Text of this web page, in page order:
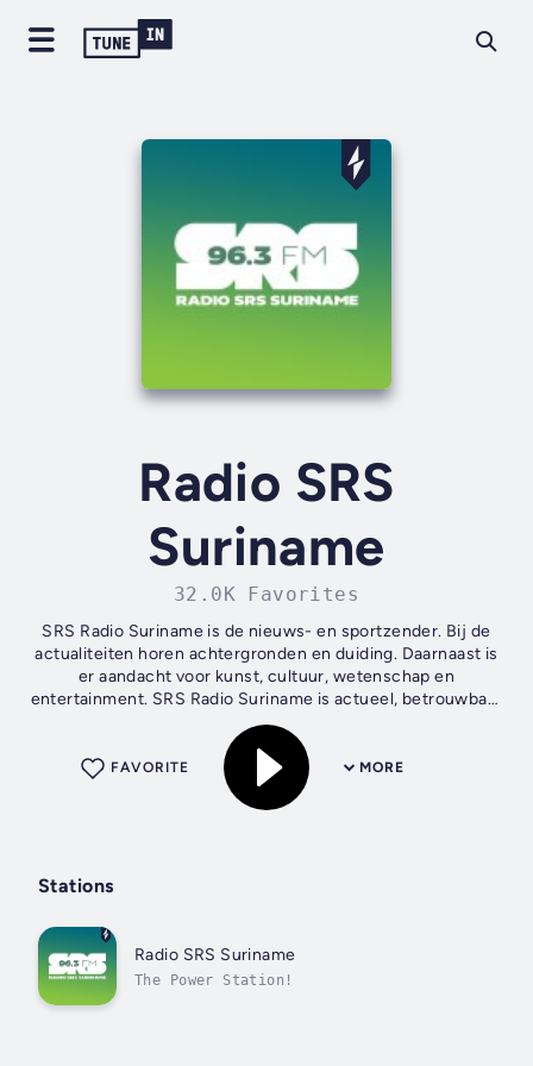
Radio SRS
Suriname
32.0K Favorites
SRS Radio Suriname is de nieuws- en sportzender. Bij de
actualiteiten horen achtergronden en duiding. Daarnaast is
er aandacht voor kunst, cultuur, wetenschap en
entertainment. SRS Radio Suriname is actueel, betrouwbaar
en pluriform. Het nieuws...
MORE
FAVORITE
Stations
Radio SRS Suriname
The Power Station!
All